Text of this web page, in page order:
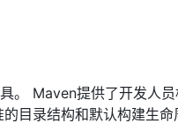
。 Maven提供了开发人
目录结构和默认构建生命